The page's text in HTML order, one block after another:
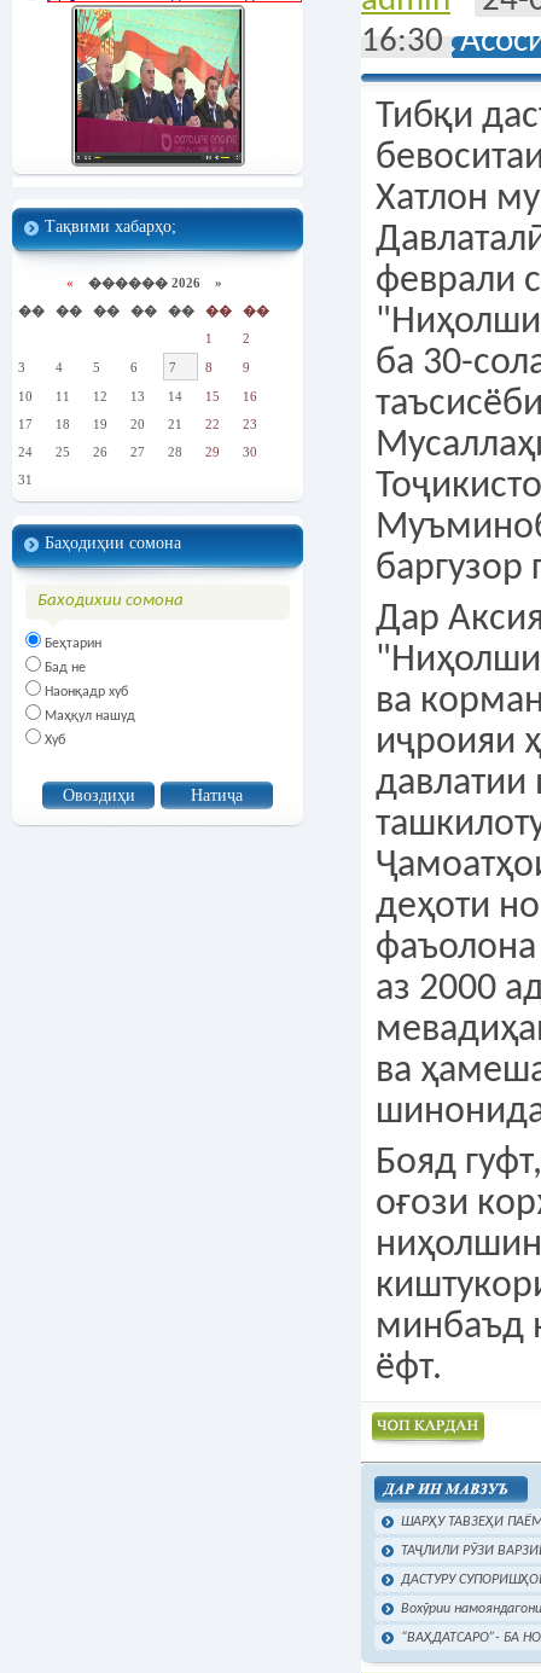
Тақвими хабарҳо;
« ������ 2026 »
��
�� �� �� �� ��
��
1
2
3
4 5 6 7 8
9
10
11 12 13 14 15
16
17
18 19 20 21 22
23
24
25 26 27 28 29
30
31
Баҳодиҳии сомона
Баходихии сомона
Беҳтарин
Бад не
Наонқадр хуб
Маҳқул нашуд
Хуб
16:30
Тибқи
Хатлон
феврали
ба 30-
баргузор
Дар
ва
иҷроияи
давлатии
деҳоти
аз 2000
ва
Бояд
оғози
минбаъд
ёфт.
Чоп намудан
ШАРҲУ ТАВЗЕҲИ
ТАҶЛИЛИ РӮЗИ
ДАСТУРУ
Вохӯрии
“ВАҲДАТСАРО”- БА